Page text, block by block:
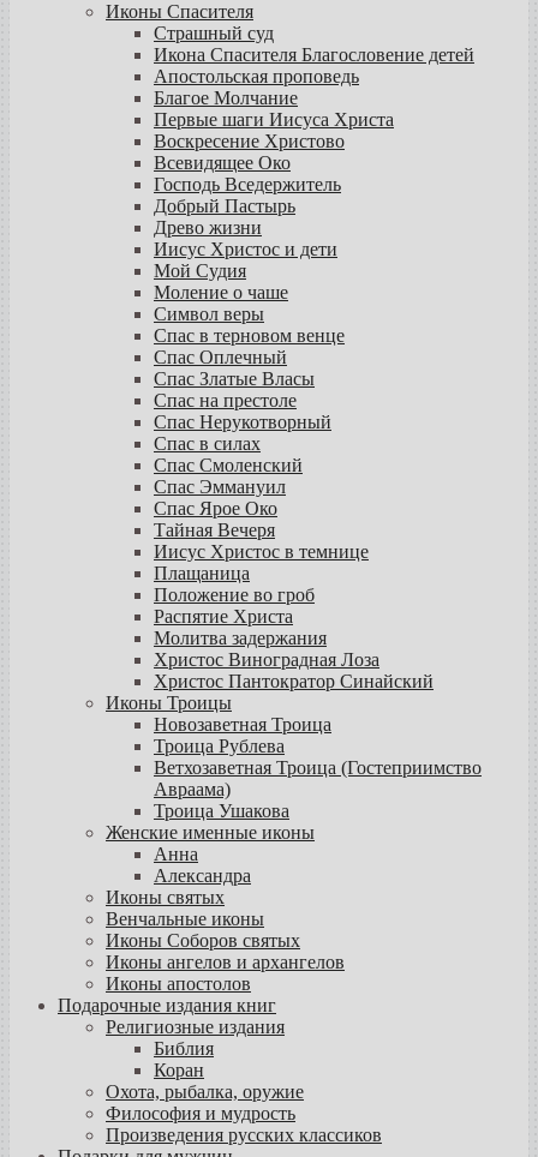
Иконы Спасителя
Страшный суд
Икона Спасителя Благословение детей
Апостольская проповедь
Благое Молчание
Первые шаги Иисуса Христа
Воскресение Христово
Всевидящее Око
Господь Вседержитель
Добрый Пастырь
Древо жизни
Иисус Христос и дети
Мой Судия
Моление о чаше
Символ веры
Спас в терновом венце
Спас Оплечный
Спас Златые Власы
Спас на престоле
Спас Нерукотворный
Спас в силах
Спас Смоленский
Спас Эммануил
Спас Ярое Око
Тайная Вечеря
Иисус Христос в темнице
Плащаница
Положение во гроб
Распятие Христа
Молитва задержания
Христос Виноградная Лоза
Христос Пантократор Синайский
Иконы Троицы
Новозаветная Троица
Троица Рублева
Ветхозаветная Троица (Гостеприимство
Авраама)
Троица Ушакова
Женские именные иконы
Анна
Александра
Иконы святых
Венчальные иконы
Иконы Соборов святых
Иконы ангелов и архангелов
Иконы апостолов
Подарочные издания книг
Религиозные издания
Библия
Коран
Охота, рыбалка, оружие
Философия и мудрость
Произведения русских классиков